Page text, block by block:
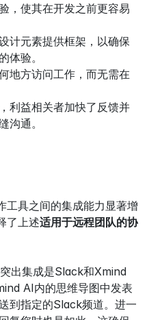
，使其在开发之前更容易
计元素提供框架，以确保
体验。
地方访问工作，而无需在
利益相关者加快了反馈并
沟通。
工具之间的集成能力显著增
了上述适用于远程团队的协
出集成是Slack和Xmind
AI内的思维导图中发表
到指定的Slack频道。进一